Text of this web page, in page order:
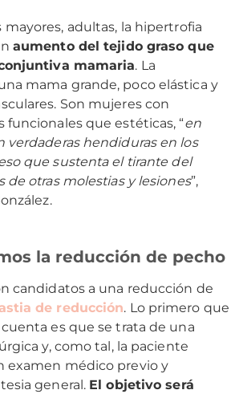
adultas, la hipertrofia
aumento del tejido graso que
mamaria. La
mama grande, poco elástica y
Son mujeres con
funcionales que estéticas, “en
verdaderas hendiduras en los
que sustenta el tirante del
de otras molestias y lesiones”,
la reducción de pecho
candidatos a una reducción de
de reducción. Lo primero que
es que se trata de una
y, como tal, la paciente
examen médico previo y
general. El objetivo será